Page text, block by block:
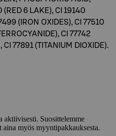
(RED 6 LAKE), CI 19140
(IRON OXIDES), CI 77510
CI 77742
77891 (TITANIUM DIOXIDE).
aktiivisesti. Suosittelemme
aina myös myyntipakkauksesta.